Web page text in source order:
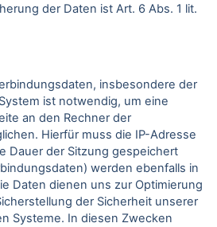
der Daten ist Art. 6 Abs. 1 lit.
insbesondere der
ist notwendig, um eine
an den Rechner der
Hierfür muss die IP-Adresse
Dauer der Sitzung gespeichert
werden ebenfalls in
Daten dienen uns zur Optimierung
der Sicherheit unserer
Systeme. In diesen Zwecken